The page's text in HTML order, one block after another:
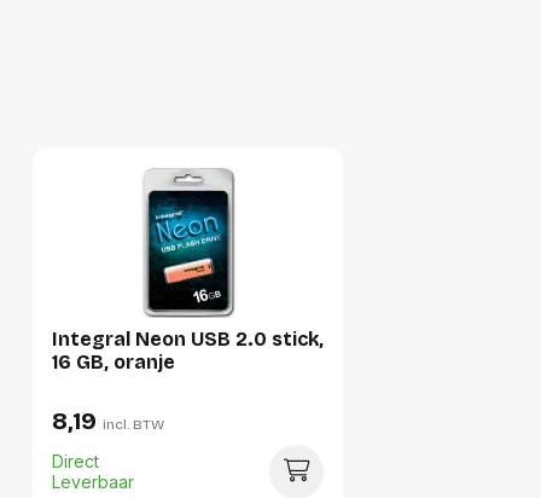
Integral Neon USB 2.0 stick,
16 GB, oranje
8,19 incl. BTW
Direct
Leverbaar